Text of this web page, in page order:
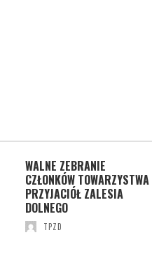
WALNE ZEBRANIE
CZŁONKÓW TOWARZYSTWA
PRZYJACIÓŁ ZALESIA
DOLNEGO
TPZD